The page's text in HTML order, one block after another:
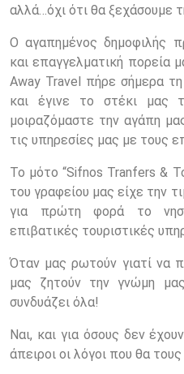
αλλά…όχι ότι θα ξεχάσουμε
Ο αγαπημένος δημοφιλής
και επαγγελματική πορεία
Away Travel πήρε σήμερα
και έγινε το στέκι μας
μοιραζόμαστε την αγάπη
τις υπηρεσίες μας με τους
To μότο “Sifnos Tranfers &
του γραφείου μας είχε την
για πρώτη φορά το
επιβατικές τουριστικές
Όταν μας ρωτούν γιατί να
μας ζητούν την γνώμη
συνδυάζει όλα!
Ναι, και για όσους δεν
άπειροι οι λόγοι που θα